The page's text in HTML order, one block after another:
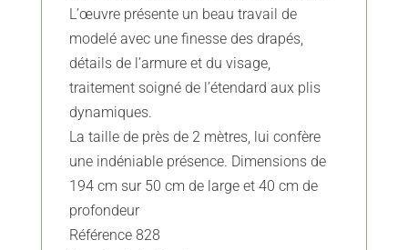
L’œuvre présente un beau travail de
modelé avec une finesse des drapés,
détails de l’armure et du visage,
traitement soigné de l’étendard aux plis
dynamiques.
La taille de près de 2 mètres, lui confère
une indéniable présence. Dimensions de
194 cm sur 50 cm de large et 40 cm de
profondeur
Référence 828